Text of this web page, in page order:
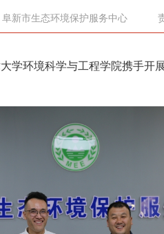
阜新市生态环境保护服务中心
学环境科学与工程学院携手开